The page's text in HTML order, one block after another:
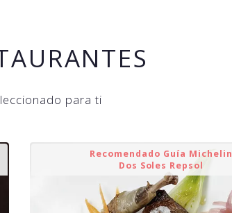
para ti
Recomendado Guía Michelin
Dos Soles Repsol